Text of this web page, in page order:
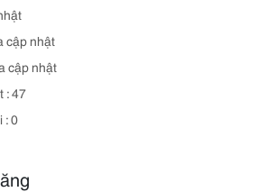
cập nhật
cập nhật
: 47
: 0